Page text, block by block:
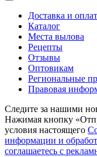
Доставка и
Каталог
Места вылова
Рецепты
Отзывы
Оптовикам
Региональные
Правовая
Следите за нашими
Нажимая кнопку
условия настоящего
информации и
соглашаетесь с